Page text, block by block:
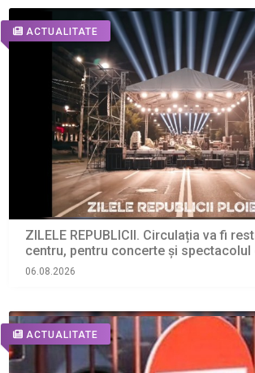
ACTUALITATE
ZILELE REPUBLICII. Circulația va fi
centru, pentru concerte și spectacolul
06.08.2026
ACTUALITATE